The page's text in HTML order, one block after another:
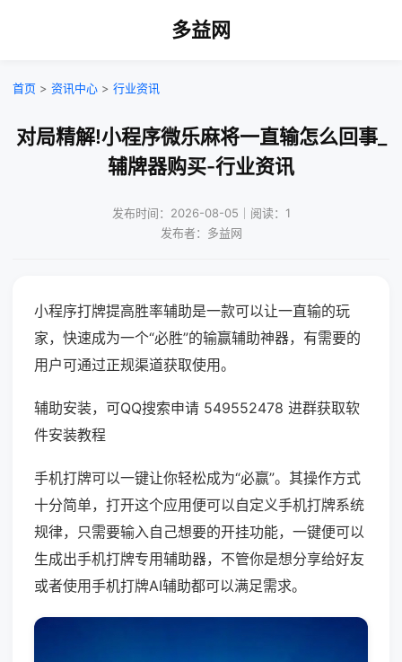
多益网
首页 > 资讯中心 > 行业资讯
对局精解!小程序微乐麻将一直输怎么回事_
辅牌器购买-行业资讯
发布时间：2026-08-05｜阅读：1
发布者：多益网
小程序打牌提高胜率辅助是一款可以让一直输的玩
家，快速成为一个“必胜”的输赢辅助神器，有需要的
用户可通过正规渠道获取使用。
辅助安装，可QQ搜索申请 549552478 进群获取软
件安装教程
手机打牌可以一键让你轻松成为“必赢”。其操作方式
十分简单，打开这个应用便可以自定义手机打牌系统
规律，只需要输入自己想要的开挂功能，一键便可以
生成出手机打牌专用辅助器，不管你是想分享给好友
或者使用手机打牌AI辅助都可以满足需求。